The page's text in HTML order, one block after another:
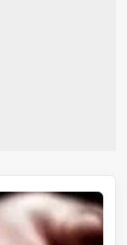
تلنگانہ:
سبکدوشی
کے